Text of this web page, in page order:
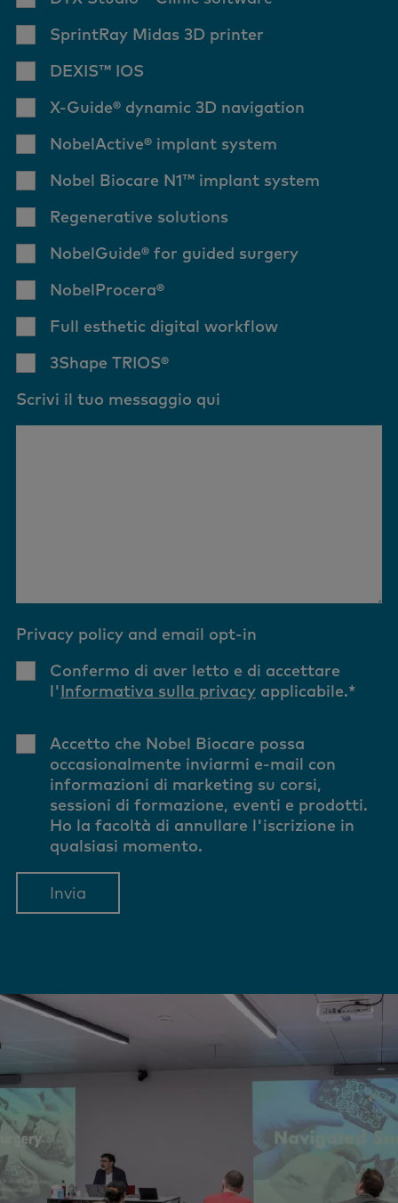
SprintRay Midas 3D printer
DEXIS™ IOS
X-Guide® dynamic 3D navigation
NobelActive® implant system
Nobel Biocare N1™ implant system
Regenerative solutions
NobelGuide® for guided surgery
NobelProcera®
Full esthetic digital workflow
3Shape TRIOS®
Scrivi il tuo messaggio qui
Privacy policy and email opt-in
Confermo di aver letto e di accettare
l'Informativa sulla privacy applicabile.*
Accetto che Nobel Biocare possa
occasionalmente inviarmi e-mail con
informazioni di marketing su corsi,
sessioni di formazione, eventi e prodotti.
Ho la facoltà di annullare l'iscrizione in
qualsiasi momento.